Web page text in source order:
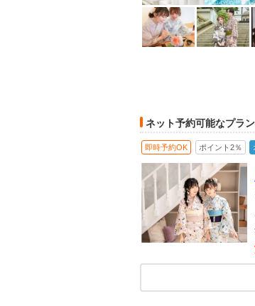
ネット予約可能なプラ
即時予約OK ポイント2％